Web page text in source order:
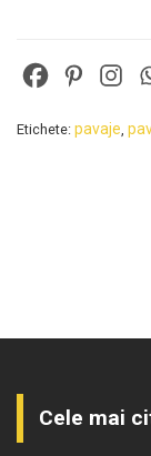
Etichete: pavaje,
Cele mai